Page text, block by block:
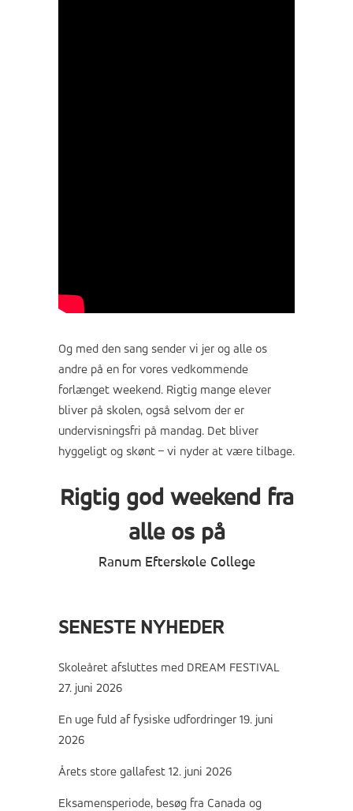
Og med den sang sender vi jer og alle os
andre på en for vores vedkommende
forlænget weekend. Rigtig mange elever
bliver på skolen, også selvom der er
undervisningsfri på mandag. Det bliver
hyggeligt og skønt – vi nyder at være tilbage.
Rigtig god weekend fra
alle os på
Ranum Efterskole College
SENESTE NYHEDER
Skoleåret afsluttes med DREAM FESTIVAL
27. juni 2026
En uge fuld af fysiske udfordringer 19. juni
2026
Årets store gallafest 12. juni 2026
Eksamensperiode, besøg fra Canada og